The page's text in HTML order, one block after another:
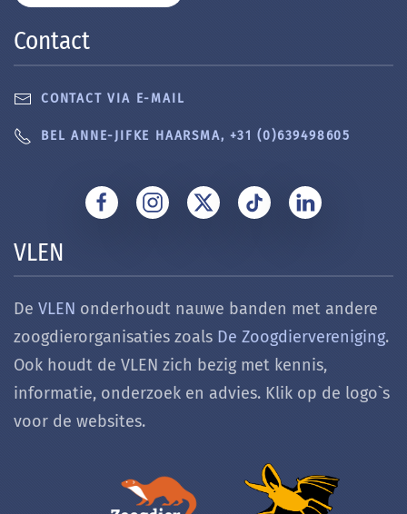
Contact
CONTACT VIA E-MAIL
BEL ANNE-JIFKE HAARSMA, +31 (0)639498605
VLEN
De VLEN onderhoudt nauwe banden met andere
zoogdierorganisaties zoals De Zoogdiervereniging.
Ook houdt de VLEN zich bezig met kennis,
informatie, onderzoek en advies. Klik op de logo`s
voor de websites.